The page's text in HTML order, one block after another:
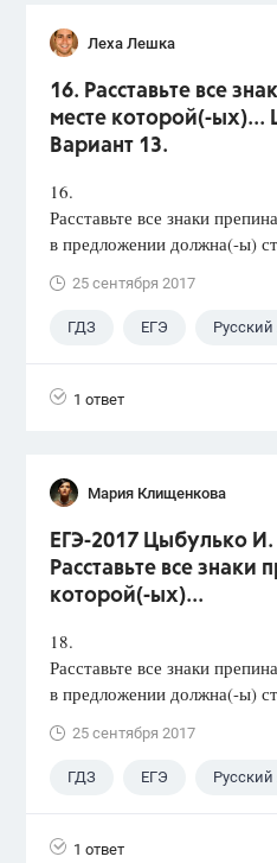
Леха Лешка
16. Расставьте все
месте которой(-ых)...
Вариант 13.
16.
Расставьте все знаки
в предложении должна(-ы)
25 сентября 2017
ГДЗ ЕГЭ
1 ответ
Мария Клищенкова
ЕГЭ-2017 Цыбулько И.
Расставьте все
которой(-ых)...
18.
Расставьте все знаки
в предложении должна(-ы)
25 сентября 2017
ГДЗ ЕГЭ
1 ответ